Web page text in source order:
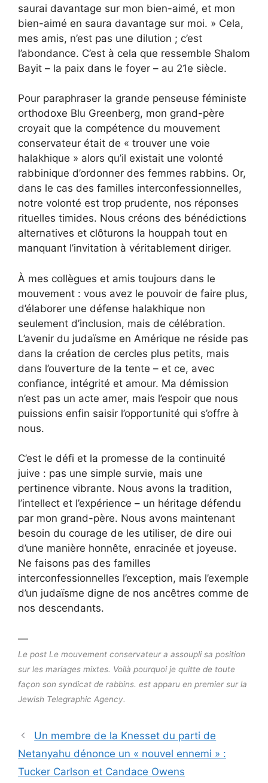
saurai davantage sur mon bien-aimé, et mon
bien-aimé en saura davantage sur moi. » Cela,
mes amis, n’est pas une dilution ; c’est
l’abondance. C’est à cela que ressemble Shalom
Bayit – la paix dans le foyer – au 21e siècle.
Pour paraphraser la grande penseuse féministe
orthodoxe Blu Greenberg, mon grand-père
croyait que la compétence du mouvement
conservateur était de « trouver une voie
halakhique » alors qu’il existait une volonté
rabbinique d’ordonner des femmes rabbins. Or,
dans le cas des familles interconfessionnelles,
notre volonté est trop prudente, nos réponses
rituelles timides. Nous créons des bénédictions
alternatives et clôturons la houppah tout en
manquant l’invitation à véritablement diriger.
À mes collègues et amis toujours dans le
mouvement : vous avez le pouvoir de faire plus,
d’élaborer une défense halakhique non
seulement d’inclusion, mais de célébration.
L’avenir du judaïsme en Amérique ne réside pas
dans la création de cercles plus petits, mais
dans l’ouverture de la tente – et ce, avec
confiance, intégrité et amour. Ma démission
n’est pas un acte amer, mais l’espoir que nous
puissions enfin saisir l’opportunité qui s’offre à
nous.
C’est le défi et la promesse de la continuité
juive : pas une simple survie, mais une
pertinence vibrante. Nous avons la tradition,
l’intellect et l’expérience – un héritage défendu
par mon grand-père. Nous avons maintenant
besoin du courage de les utiliser, de dire oui
d’une manière honnête, enracinée et joyeuse.
Ne faisons pas des familles
interconfessionnelles l’exception, mais l’exemple
d’un judaïsme digne de nos ancêtres comme de
nos descendants.
—
Le post Le mouvement conservateur a assoupli sa position
sur les mariages mixtes. Voilà pourquoi je quitte de toute
façon son syndicat de rabbins. est apparu en premier sur la
Jewish Telegraphic Agency.
Un membre de la Knesset du parti de
Netanyahu dénonce un « nouvel ennemi » :
Tucker Carlson et Candace Owens